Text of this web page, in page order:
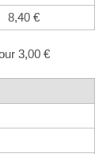
8,40 €
3,00 €